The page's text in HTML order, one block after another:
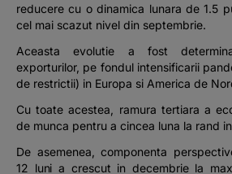
reducere cu o dinamica lunara de 1.5
cel mai scazut nivel din septembrie.
Aceasta evolutie a fost
exporturilor, pe fondul intensificarii
de restrictii) in Europa si America de
Cu toate acestea, ramura tertiara a
de munca pentru a cincea luna la rand
De asemenea, componenta
12 luni a crescut in decembrie la